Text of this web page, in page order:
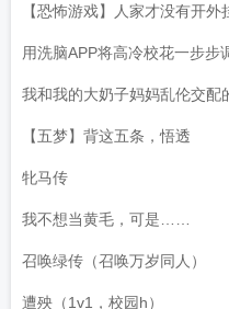
【恐怖游戏】人家才没有开外
用洗脑APP将高冷校花一步步
我和我的大奶子妈妈乱伦交配
【五梦】背这五条，悟透
牝马传
我不想当黄毛，可是……
召唤绿传（召唤万岁同人）
遭殃（1v1，校园h）